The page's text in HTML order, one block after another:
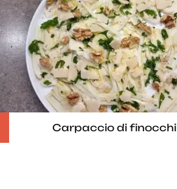
Carpaccio di finocchi